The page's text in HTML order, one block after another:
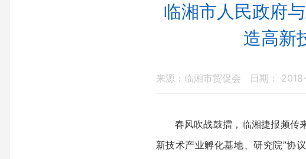
临湘市人民政府
造高新
来源：临湘市贸促会 日期：
春风吹战鼓擂，临湘捷报频传
新技术产业孵化基地、研究院”协